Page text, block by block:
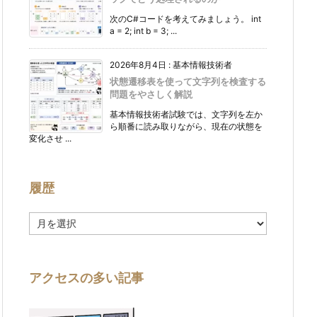
次のC#コードを考えてみましょう。 int
a = 2; int b = 3; ...
2026年8月4日 : 基本情報技術者
状態遷移表を使って文字列を検査する
問題をやさしく解説
基本情報技術者試験では、文字列を左か
ら順番に読み取りながら、現在の状態を
変化させ ...
履歴
歴
アクセスの多い記事